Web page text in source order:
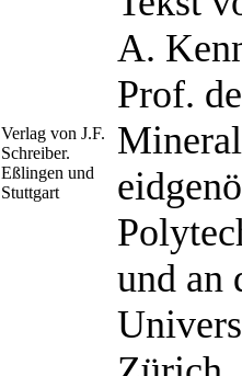
Verlag von J.F.
Schreiber.
Eßlingen und
Stuttgart
A.
Prof.
und an